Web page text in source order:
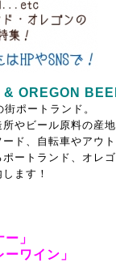
OREGON
ポートランド。
やビール原料の産
ド、自転車やアウ
ートランド、オレ
ます！
」
ワイン」